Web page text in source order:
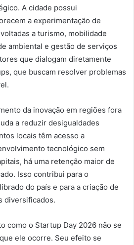
A cidade possui
a experimentação de
a turismo, mobilidade
ambiental e gestão de serviços
que dialogam diretamente
que buscam resolver problemas
da inovação em regiões fora
a reduzir desigualdades
locais têm acesso a
tecnológico sem
há uma retenção maior de
Isso contribui para o
do país e para a criação de
diversificados.
como o Startup Day 2026 não se
ele ocorre. Seu efeito se